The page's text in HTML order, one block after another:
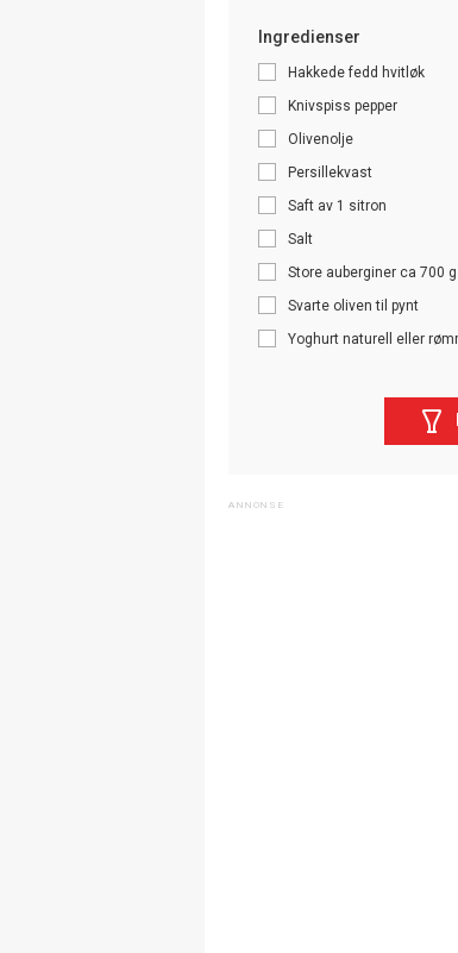
Ingredienser
Hakkede fedd hvitløk
Knivspiss pepper
Olivenolje
Persillekvast
Saft av 1 sitron
Salt
Store auberginer ca 700 g
Svarte oliven til pynt
Yoghurt naturell eller